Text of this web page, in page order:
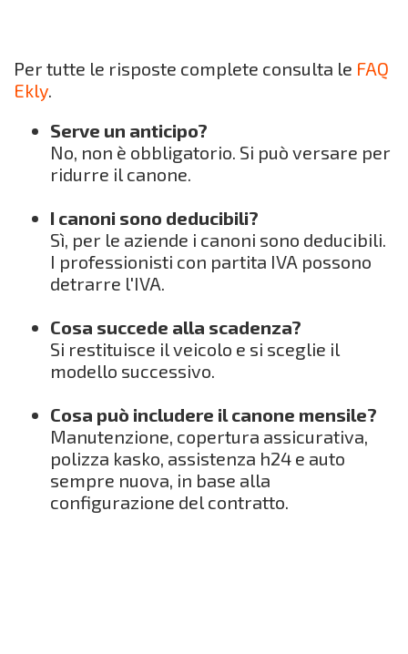
Per tutte le risposte complete consulta le FAQ
Ekly.
Serve un anticipo?
No, non è obbligatorio. Si può versare per
ridurre il canone.
I canoni sono deducibili?
Sì, per le aziende i canoni sono deducibili.
I professionisti con partita IVA possono
detrarre l'IVA.
Cosa succede alla scadenza?
Si restituisce il veicolo e si sceglie il
modello successivo.
Cosa può includere il canone mensile?
Manutenzione, copertura assicurativa,
polizza kasko, assistenza h24 e auto
sempre nuova, in base alla
configurazione del contratto.